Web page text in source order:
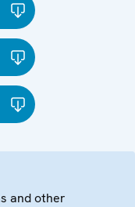
and other